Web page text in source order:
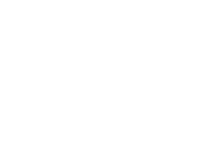
Bells Art 2011